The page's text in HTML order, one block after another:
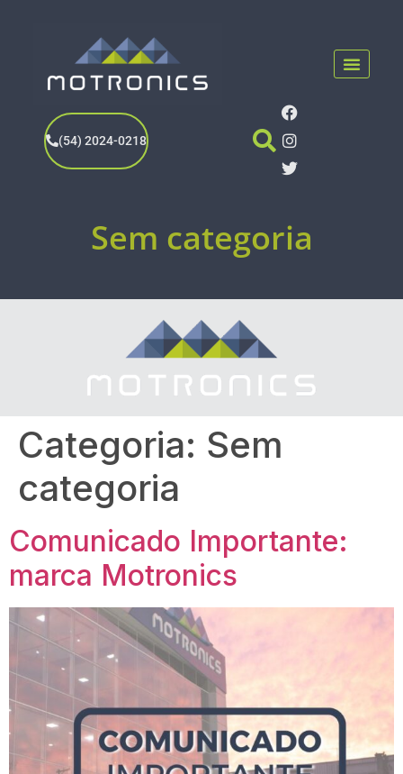
(54) 2024-0218
Sem categoria
Categoria: Sem
categoria
Comunicado Importante:
marca Motronics